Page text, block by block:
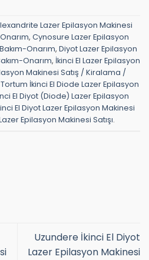
Lazer Epilasyon Makinesi
, Cynosure Lazer Epilasyon
Onarım, Diyot Lazer Epilasyon
Onarım, İkinci El Lazer Epilasyon
Makinesi Satış / Kiralama /
Tortum İkinci El Diode Lazer Epilasyon
El Diyot (Diode) Lazer Epilasyon
El Diyot Lazer Epilasyon Makinesi
Epilasyon Makinesi Satışı.
Uzundere İkinci El Diyot
Lazer Epilasyon Makinesi